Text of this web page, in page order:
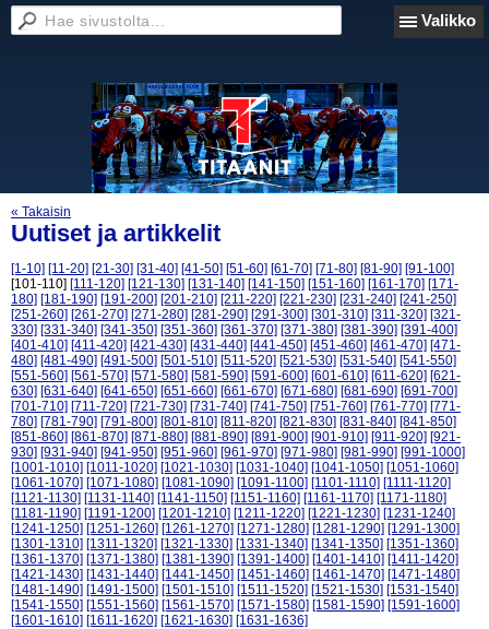
Valikko
« Takaisin
Uutiset ja artikkelit
[1-10] [11-20] [21-30] [31-40] [41-50] [51-60] [61-70] [71-80] [81-90] [91-100]
[101-110] [111-120] [121-130] [131-140] [141-150] [151-160] [161-170] [171-
180] [181-190] [191-200] [201-210] [211-220] [221-230] [231-240] [241-250]
[251-260] [261-270] [271-280] [281-290] [291-300] [301-310] [311-320] [321-
330] [331-340] [341-350] [351-360] [361-370] [371-380] [381-390] [391-400]
[401-410] [411-420] [421-430] [431-440] [441-450] [451-460] [461-470] [471-
480] [481-490] [491-500] [501-510] [511-520] [521-530] [531-540] [541-550]
[551-560] [561-570] [571-580] [581-590] [591-600] [601-610] [611-620] [621-
630] [631-640] [641-650] [651-660] [661-670] [671-680] [681-690] [691-700]
[701-710] [711-720] [721-730] [731-740] [741-750] [751-760] [761-770] [771-
780] [781-790] [791-800] [801-810] [811-820] [821-830] [831-840] [841-850]
[851-860] [861-870] [871-880] [881-890] [891-900] [901-910] [911-920] [921-
930] [931-940] [941-950] [951-960] [961-970] [971-980] [981-990] [991-1000]
[1001-1010] [1011-1020] [1021-1030] [1031-1040] [1041-1050] [1051-1060]
[1061-1070] [1071-1080] [1081-1090] [1091-1100] [1101-1110] [1111-1120]
[1121-1130] [1131-1140] [1141-1150] [1151-1160] [1161-1170] [1171-1180]
[1181-1190] [1191-1200] [1201-1210] [1211-1220] [1221-1230] [1231-1240]
[1241-1250] [1251-1260] [1261-1270] [1271-1280] [1281-1290] [1291-1300]
[1301-1310] [1311-1320] [1321-1330] [1331-1340] [1341-1350] [1351-1360]
[1361-1370] [1371-1380] [1381-1390] [1391-1400] [1401-1410] [1411-1420]
[1421-1430] [1431-1440] [1441-1450] [1451-1460] [1461-1470] [1471-1480]
[1481-1490] [1491-1500] [1501-1510] [1511-1520] [1521-1530] [1531-1540]
[1541-1550] [1551-1560] [1561-1570] [1571-1580] [1581-1590] [1591-1600]
[1601-1610] [1611-1620] [1621-1630] [1631-1636]